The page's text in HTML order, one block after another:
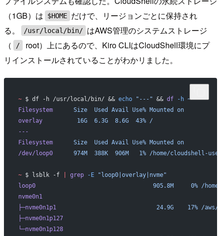
（1GB）は
$HOME だけで、リージョンごとに保持され
る。
/usr/local/bin/ はAWS管理のシステムストレージ
（
/
root）上にあるので、Kiro CLIはCloudShell環境にプ
リインストールされていることがわかリました。
~ $ df -h /usr/local/bin/ && echo "---" && df -h ~
Filesystem
      Size
  Used
Avail Use% Mounted
on
overlay
          16G
  6.3G
  8.6G
  43%
/
---
Filesystem
      Size
  Used
Avail Use% Mounted
on
/dev/loop0
      974M
  388K
  906M
   1%
/home/cloudshell-
~ $ lsblk -f grep -E "loop0|overlay|nvme"
loop0
                                  905.8M
     0%
/
nvme0n1
├─nvme0n1p1
                             24.9G
    17%
/aws/
├─nvme0n1p127
└─nvme0n1p128